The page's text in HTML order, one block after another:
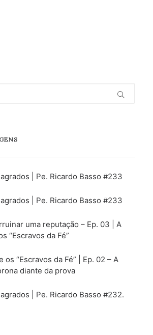
| Pe. Ricardo Basso #233
| Pe. Ricardo Basso #233
uma reputação – Ep. 03 | A
“Escravos da Fé”
os “Escravos da Fé” | Ep. 02 – A
diante da prova
| Pe. Ricardo Basso #232.